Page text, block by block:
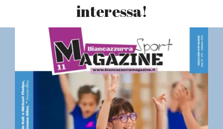
interessa!